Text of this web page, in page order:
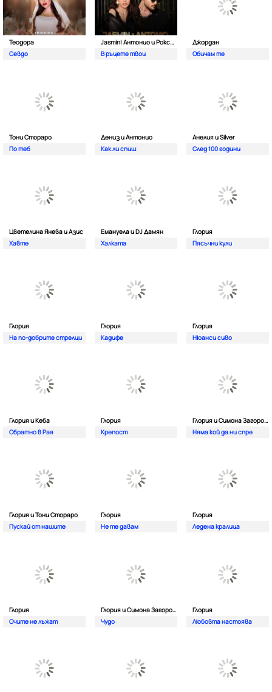
Теодора
Севдо
Jasmin| Антонио и Роксана
В ръцете твои
Джордан
Обичам те
Тони Стораро
По теб
Дениз и Антонио
Как ли спиш
Анелия и Silver
След 100 години
Цветелина Янева и Азис
Хавте
Емануела и DJ Дамян
Халката
Глория
Пясъчни кули
Глория
На по-добрите стрелци
Глория
Кадифе
Глория
Нюанси сиво
Глория и Кеба
Обратно в Рая
Глория
Крепост
Глория и Симона Загорова
Няма кой да ни спре
Глория и Тони Стораро
Пускай от нашите
Глория
Не те давам
Глория
Ледена кралица
Глория
Очите не лъжат
Глория и Симона Загорова
Чудо
Глория
Любовта настоява